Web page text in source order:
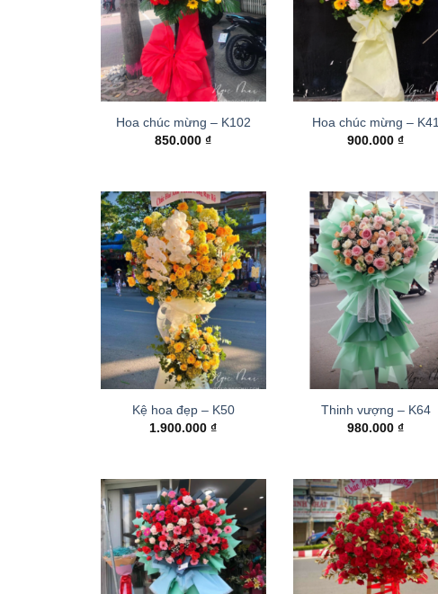
Hoa chúc mừng – K102
850.000₫
Hoa chúc mừng – K41
900.000₫
Kệ hoa đẹp – K50
1.900.000₫
Thinh vượng – K64
980.000₫